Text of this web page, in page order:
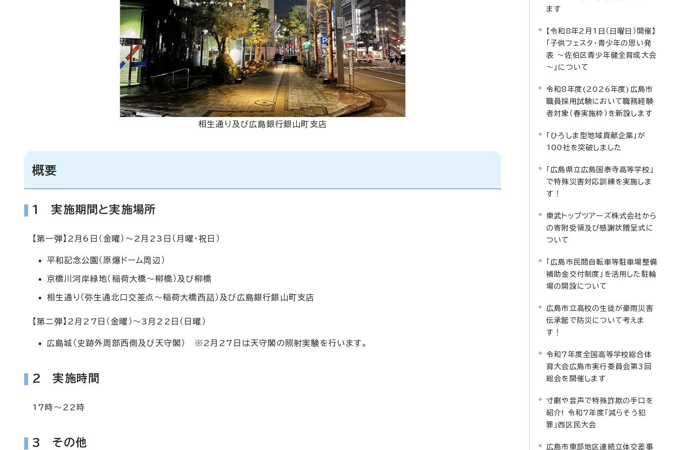
相生通り及び広島銀行銀山町支店
概要
1 実施期間と実施場所
【第一弾】2月6日（金曜）～2月23日（月曜・祝日）
平和記念公園（原爆ドーム周辺）
京橋川河岸緑地（稲荷大橋～柳橋）及び柳橋
相生通り（弥生通北口交差点～稲荷大橋西詰）及び広島銀行銀山町支店
【第二弾】2月27日（金曜）～3月22日（日曜）
広島城（史跡外周部西側及び天守閣） ※2月27日は天守閣の照射実験を行います。
2 実施時間
17時～22時
3 その他
ます
【令和8年2月1日（日曜日）開催】
「子供フェスタ・青少年の思い発
表 ～佐伯区青少年健全育成大会
～」について
令和8年度(2026年度)広島市
職員採用試験において職務経験
者対象（春実施枠）を新設します
「ひろしま型地域貢献企業」が
100社を突破しました
「広島県立広島国泰寺高等学校」
で特殊災害対応訓練を実施しま
す！
東武トップツアーズ株式会社から
の寄附受領及び感謝状贈呈式に
ついて
「広島市民間自転車等駐車場整備
補助金交付制度」を活用した駐輪
場の開設について
広島市立高校の生徒が豪雨災害
伝承館で防災について考えま
す！
令和7年度全国高等学校総合体
育大会広島市実行委員会第3回
総会を開催します
寸劇や音声で特殊詐欺の手口を
紹介! 令和7年度「減らそう犯
罪」西区民大会
広島市東部地区連続立体交差事